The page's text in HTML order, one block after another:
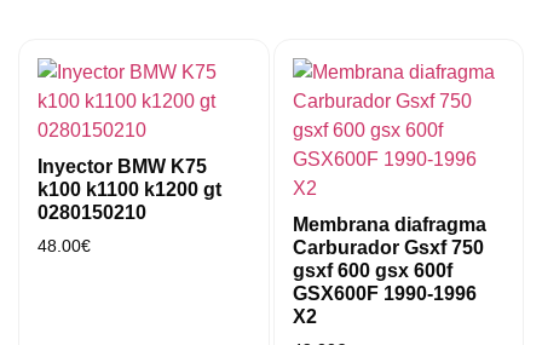
Inyector BMW K75
k100 k1100 k1200 gt
0280150210
48.00€
Membrana diafragma
Carburador Gsxf 750
gsxf 600 gsx 600f
GSX600F 1990-1996
X2